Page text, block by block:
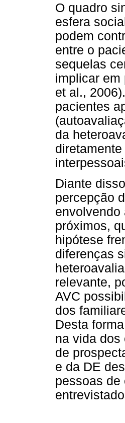
O quadro
esfera
podem
entre o
sequelas
implicar em
et al.,
pacientes
da
Diante
percepção
envolvendo
próximos,
hipótese
diferenças
relevante,
AVC
dos
Desta
na vida dos
de
e da DE
pessoas de